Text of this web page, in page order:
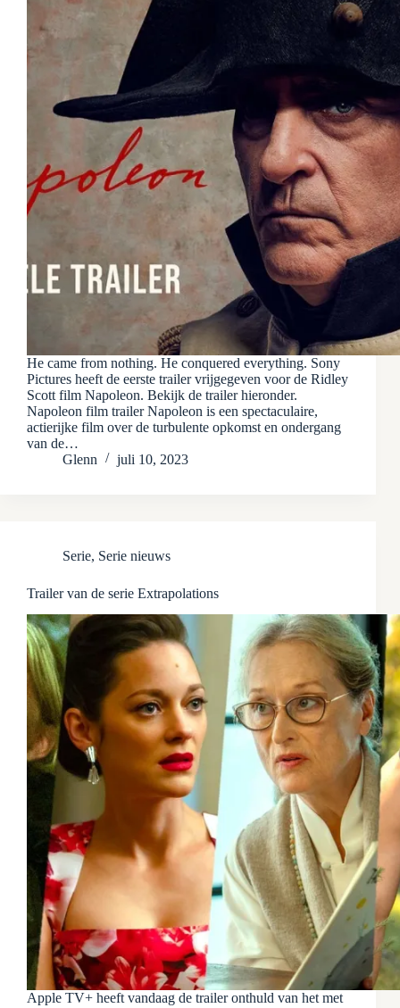
He came from nothing. He conquered everything. Sony
Pictures heeft de eerste trailer vrijgegeven voor de Ridley
Scott film Napoleon. Bekijk de trailer hieronder.
Napoleon film trailer Napoleon is een spectaculaire,
actierijke film over de turbulente opkomst en ondergang
van de…
Glenn
juli 10, 2023
Serie, Serie nieuws
Trailer van de serie Extrapolations
Apple TV+ heeft vandaag de trailer onthuld van het met